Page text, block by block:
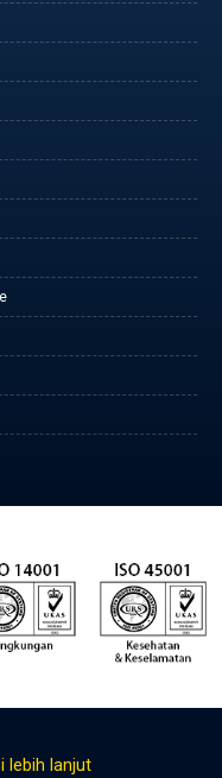
lebih lanjut